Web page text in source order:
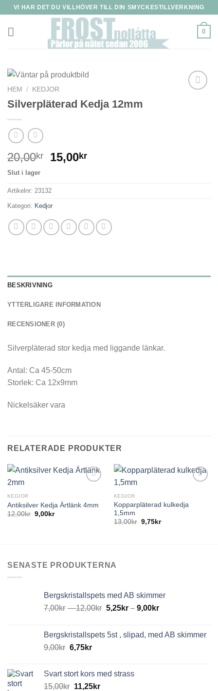
Skip
content
VI HAR DET DU VILLHÖVER TILL DIN SMYCKESTILLVERKNING
0
HEM / KEDJOR
Silverpläterad Kedja 12mm
20,00kr 15,00kr
Slut i lager
Artikelnr: 23132
Kategori: Kedjor
BESKRIVNING
YTTERLIGARE INFORMATION
RECENSIONER (0)
Silverpläterad stor kedja med liggande länkar.
Antal: Ca 45-50cm
Storlek: Ca 12x9mm
Nickelsäker vara
RELATERADE PRODUKTER
KEDJOR
Antiksilver Kedja Ärtlänk 4mm
12,00kr 9,00kr
KEDJOR
Kopparpläterad kulkedja
1,5mm
13,00kr 9,75kr
SENASTE PRODUKTERNA
Bergskristallspets med AB skimmer
7,00kr –12,00kr 5,25kr– 9,00kr
Bergskristallspets 5st , slipad, med AB skimmer
9,00kr 6,75kr
Svart stort kors med strass
15,00kr 11,25kr